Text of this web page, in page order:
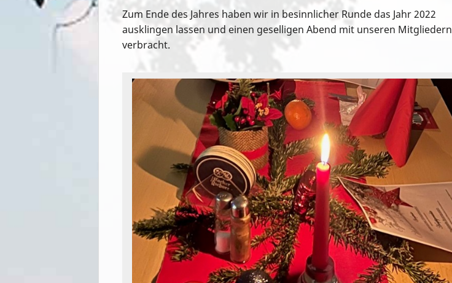
Zum Ende des Jahres haben wir in besinnlicher Runde das Jahr 2022
ausklingen lassen und einen geselligen Abend mit unseren Mitgliedern
verbracht.